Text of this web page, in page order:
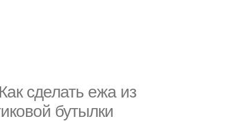
сделать ежа из
бутылки